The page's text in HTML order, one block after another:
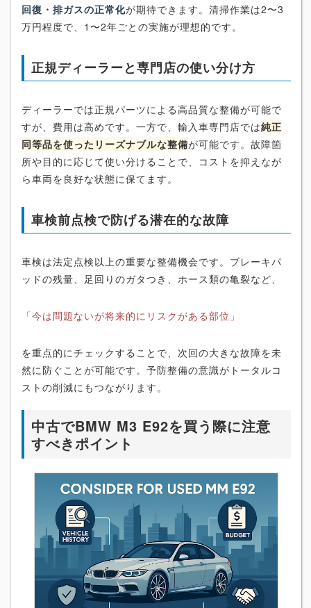
回復・排ガスの正常化が期待できます。清掃作業は2〜3
万円程度で、1〜2年ごとの実施が理想的です。
正規ディーラーと専門店の使い分け方
ディーラーでは正規パーツによる高品質な整備が可能で
すが、費用は高めです。一方で、輸入車専門店では純正
同等品を使ったリーズナブルな整備が可能です。故障箇
所や目的に応じて使い分けることで、コストを抑えなが
ら車両を良好な状態に保てます。
車検前点検で防げる潜在的な故障
車検は法定点検以上の重要な整備機会です。ブレーキパ
ッドの残量、足回りのガタつき、ホース類の亀裂など、
「今は問題ないが将来的にリスクがある部位」
を重点的にチェックすることで、次回の大きな故障を未
然に防ぐことが可能です。予防整備の意識がトータルコ
ストの削減にもつながります。
中古でBMW M3 E92を買う際に注意
すべきポイント